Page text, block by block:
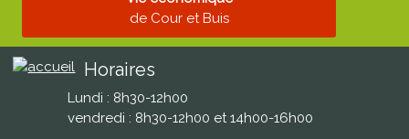
de Cour et Buis
Horaires
Lundi : 8h30-12h00
vendredi : 8h30-12h00 et 14h00-16h00